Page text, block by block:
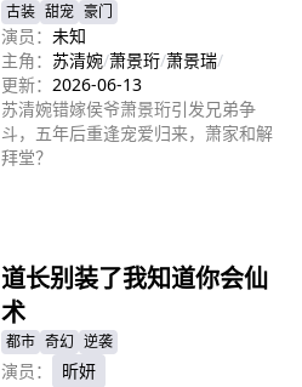
古装 甜宠 豪门
演员： 未知
主角： 苏清婉/萧景珩/萧景瑞/
更新： 2026-06-13
苏清婉错嫁侯爷萧景珩引发兄弟争
斗，五年后重逢宠爱归来，萧家和解
拜堂？
道长别装了我知道你会仙
术
都市 奇幻 逆袭
演员：
昕妍